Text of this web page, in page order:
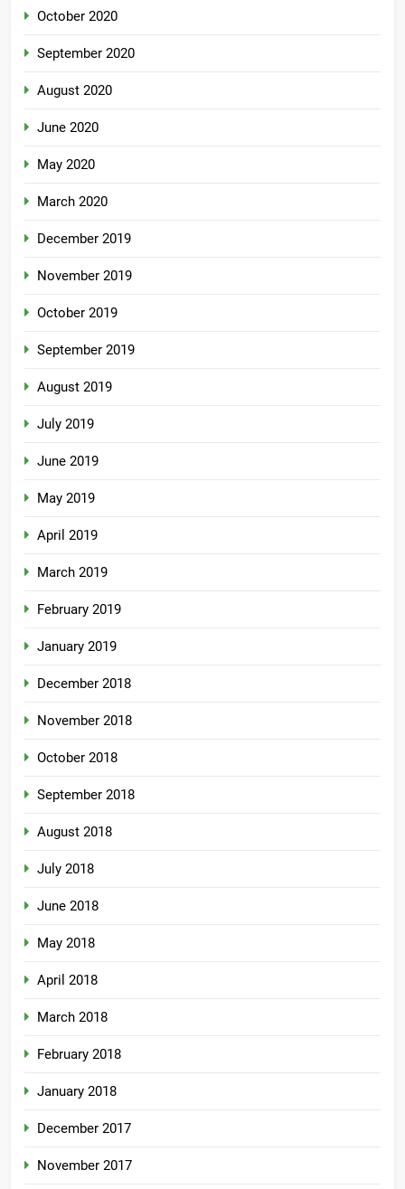
October 2020
September 2020
August 2020
June 2020
May 2020
March 2020
December 2019
November 2019
October 2019
September 2019
August 2019
July 2019
June 2019
May 2019
April 2019
March 2019
February 2019
January 2019
December 2018
November 2018
October 2018
September 2018
August 2018
July 2018
June 2018
May 2018
April 2018
March 2018
February 2018
January 2018
December 2017
November 2017